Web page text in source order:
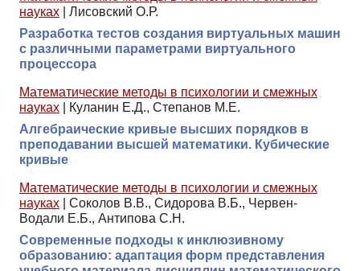
науках
Лисовский О.Р.
Разработка тестов создания виртуальных машин
с различными параметрами виртуального
процессора
Математические методы в психологии и смежных
науках
Куланин Е.Д., Степанов М.Е.
Алгебраические кривые высших порядков в
преподавании высшей математики. Кубические
кривые
Математические методы в психологии и смежных
науках
Соколов В.В., Сидорова В.Б., Червен-
Водали Е.Б., Антипова С.Н.
Современные подходы к инклюзивному
образованию: адаптация форм представления